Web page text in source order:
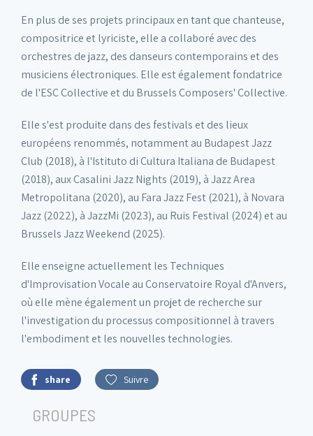
En plus de ses projets principaux en tant que chanteuse,
compositrice et lyriciste, elle a collaboré avec des
orchestres de jazz, des danseurs contemporains et des
musiciens électroniques. Elle est également fondatrice
de l'ESC Collective et du Brussels Composers' Collective.
Elle s'est produite dans des festivals et des lieux
européens renommés, notamment au Budapest Jazz
Club (2018), à l'Istituto di Cultura Italiana de Budapest
(2018), aux Casalini Jazz Nights (2019), à Jazz Area
Metropolitana (2020), au Fara Jazz Fest (2021), à Novara
Jazz (2022), à JazzMi (2023), au Ruis Festival (2024) et au
Brussels Jazz Weekend (2025).
Elle enseigne actuellement les Techniques
d'Improvisation Vocale au Conservatoire Royal d'Anvers,
où elle mène également un projet de recherche sur
l'investigation du processus compositionnel à travers
l'embodiment et les nouvelles technologies.
share Suivre
GROUPES